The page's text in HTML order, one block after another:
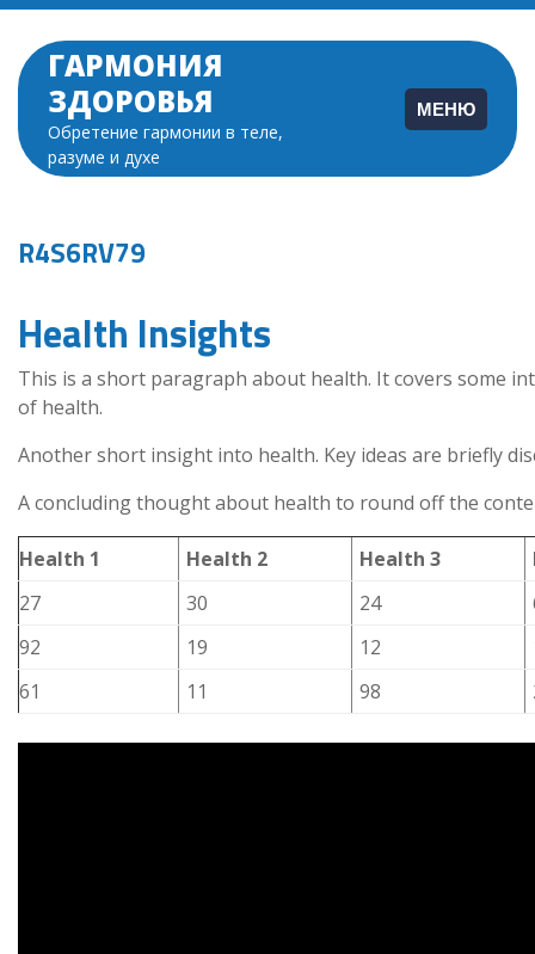
Перейти
содержимому
ГАРМОНИЯ
ЗДОРОВЬЯ
Обретение гармонии в теле,
разуме и духе
МЕНЮ
R4S6RV79
Health Insights
This is a short paragraph about health. It covers some
of health.
Another short insight into health. Key ideas are briefly
A concluding thought about health to round off the
Health 1 Health 2 Health 3
27
30 24
92
19 12
61
11 98